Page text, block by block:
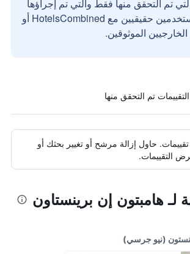
تم التحقق منها فقط والتي تم إجراؤها
بواسطة مستخدمين حقيقيين مع HotelsCombined أو
الموثوقين.
حاول إزالة مرشح أو تغيير بحثك أو
التقييمات.
لـ هامبتون إن برينستاون
(نيو جرسي)